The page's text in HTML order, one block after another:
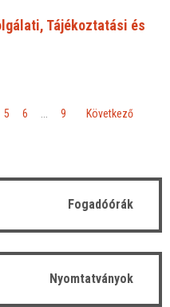
Tájékoztatási és
5 6 9 Következő
Fogadóórák
Nyomtatványok